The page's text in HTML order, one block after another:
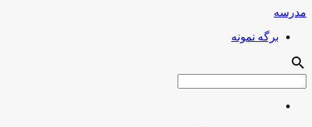
مدرسه
برگه نمونه
search